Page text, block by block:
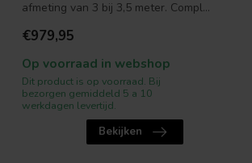
afmeting van 3 bij 3,5 meter. Compl...
€979,95
Op voorraad in webshop
Dit product is op voorraad. Bij
bezorgen gemiddeld 5 a 10
werkdagen levertijd.
Bekijken